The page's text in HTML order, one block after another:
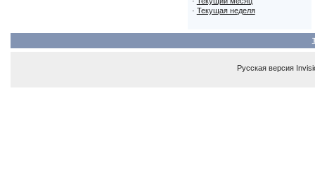
· Текущая неделя
Русская версия